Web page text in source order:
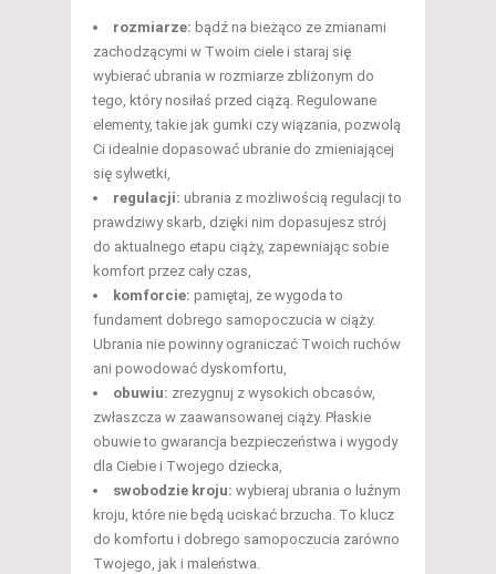
rozmiarze: bądź na bieżąco ze zmianami
zachodzącymi w Twoim ciele i staraj się
wybierać ubrania w rozmiarze zbliżonym do
tego, który nosiłaś przed ciążą. Regulowane
elementy, takie jak gumki czy wiązania, pozwolą
Ci idealnie dopasować ubranie do zmieniającej
się sylwetki,
regulacji: ubrania z możliwością regulacji to
prawdziwy skarb, dzięki nim dopasujesz strój
do aktualnego etapu ciąży, zapewniając sobie
komfort przez cały czas,
komforcie: pamiętaj, że wygoda to
fundament dobrego samopoczucia w ciąży.
Ubrania nie powinny ograniczać Twoich ruchów
ani powodować dyskomfortu,
obuwiu: zrezygnuj z wysokich obcasów,
zwłaszcza w zaawansowanej ciąży. Płaskie
obuwie to gwarancja bezpieczeństwa i wygody
dla Ciebie i Twojego dziecka,
swobodzie kroju: wybieraj ubrania o luźnym
kroju, które nie będą uciskać brzucha. To klucz
do komfortu i dobrego samopoczucia zarówno
Twojego, jak i maleństwa.